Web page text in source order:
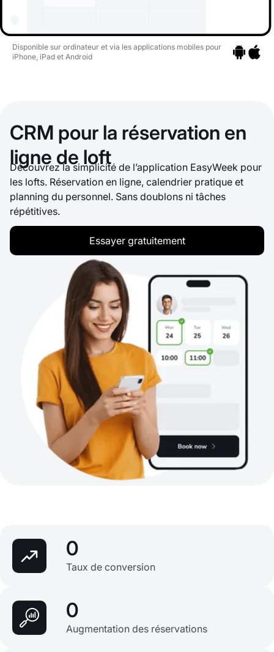
Disponible sur ordinateur et via les applications mobiles pour
iPhone, iPad et Android
CRM pour la réservation en
ligne de loft
Découvrez la simplicité de l’application EasyWeek pour
les lofts. Réservation en ligne, calendrier pratique et
planning du personnel. Sans doublons ni tâches
répétitives.
Essayer gratuitement
0
Taux de conversion
0
Augmentation des réservations